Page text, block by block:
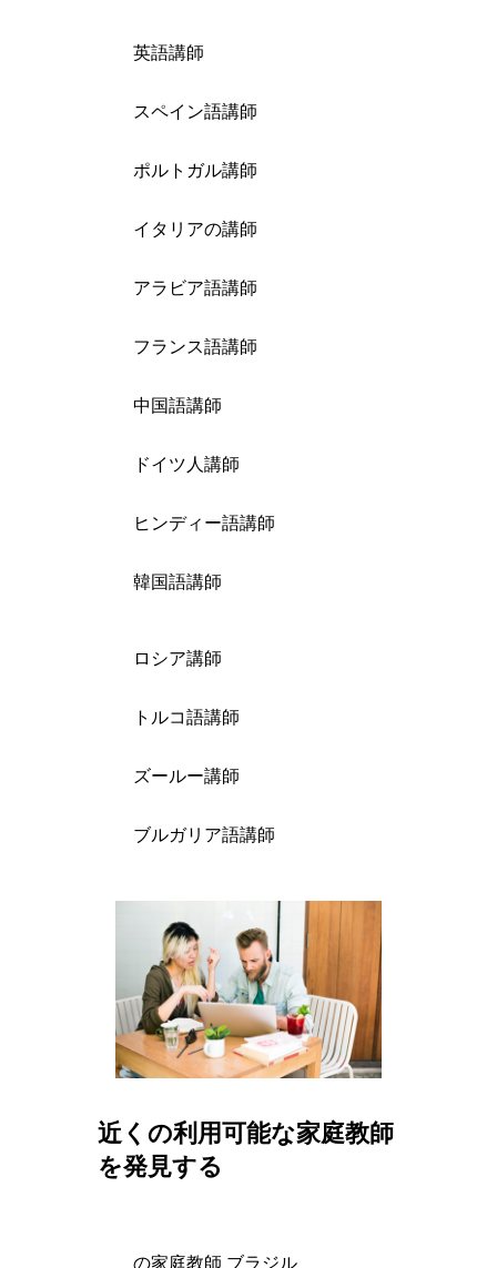
英語講師
スペイン語講師
ポルトガル講師
イタリアの講師
アラビア語講師
フランス語講師
中国語講師
ドイツ人講師
ヒンディー語講師
韓国語講師
ロシア講師
トルコ語講師
ズールー講師
ブルガリア語講師
近くの利用可能な家庭教師
を発見する
の家庭教師 ブラジル